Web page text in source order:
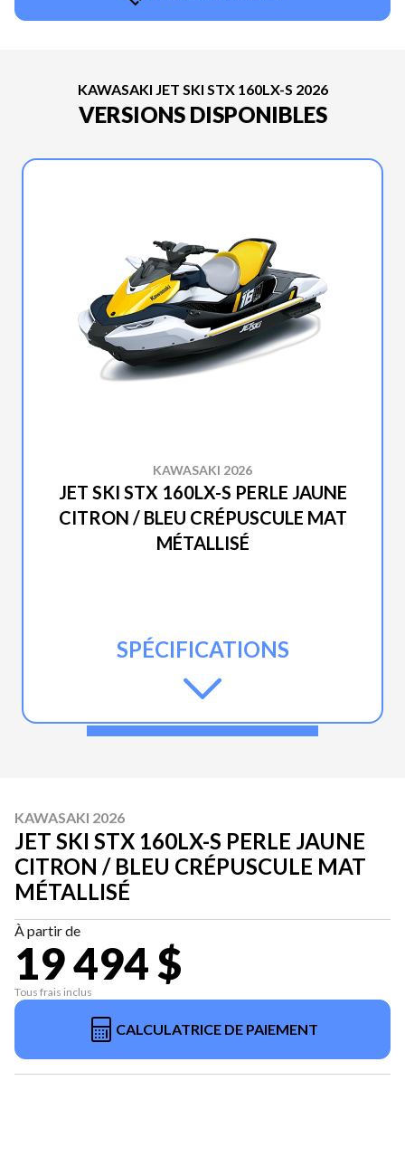
KAWASAKI JET SKI STX 160LX-S 2026
VERSIONS DISPONIBLES
KAWASAKI 2026
JET SKI STX 160LX-S PERLE JAUNE
CITRON / BLEU CRÉPUSCULE MAT
MÉTALLISÉ
SPÉCIFICATIONS
KAWASAKI 2026
JET SKI STX 160LX-S PERLE JAUNE
CITRON / BLEU CRÉPUSCULE MAT
MÉTALLISÉ
À partir de
19 494 $
Tous frais inclus
CALCULATRICE DE PAIEMENT